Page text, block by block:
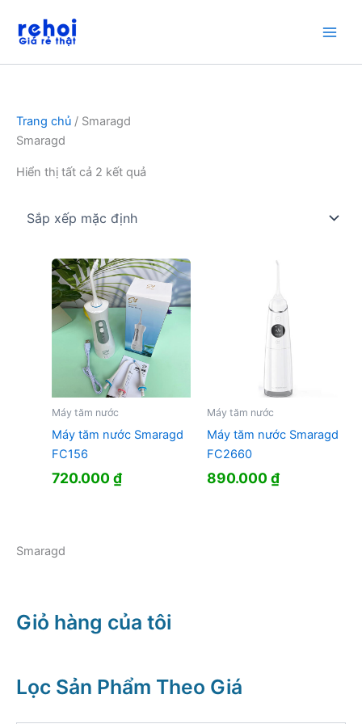
dung
Trang chủ / Smaragd
Smaragd
Hiển thị tất cả 2 kết quả
Máy tăm nước
Máy tăm nước Smaragd
FC156
720.000₫
Máy tăm nước
Máy tăm nước Smaragd
FC2660
890.000₫
Smaragd
Giỏ hàng của tôi
Lọc Sản Phẩm Theo Giá